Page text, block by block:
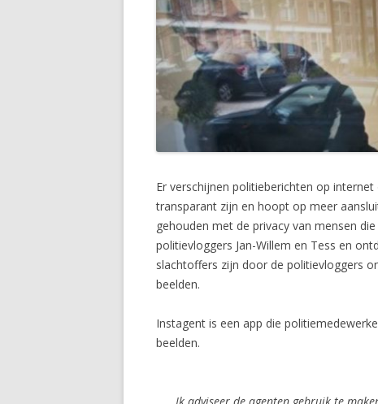
Er verschijnen politieberichten op
transparant zijn en hoopt op meer
gehouden met de privacy van mensen
politievloggers Jan-Willem en Tess en
slachtoffers zijn door de politievloggers
beelden.
Instagent is een app die
beelden.